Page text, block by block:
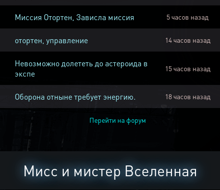
Миссия Отортен, Зависла миссия 5 часов назад
отортен, управление 14 часов назад
Невозможно долететь до астероида в
экспе
15 часов назад
Оборона отныне требует энергию. 18 часов назад
Перейти на форум
Мисс и мистер Вселенная